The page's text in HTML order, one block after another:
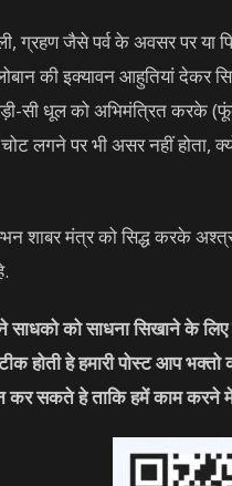
ग्रहण जैसे पर्व के अवसर पर
की इक्यावन आहुतियां
सी धूल को अभिमंत्रित करके
चोट लगने पर भी असर नहीं होता,
शाबर मंत्र को सिद्ध करके
साधको को साधना सिखाने के
होती हे हमारी पोस्ट आप
कर सकते हे ताकि हमें काम